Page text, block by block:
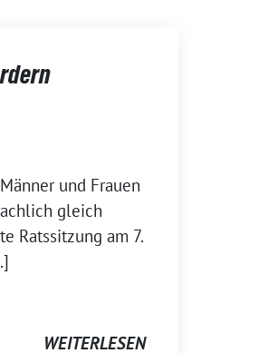
und Frauen
gleich
Ratssitzung am 7.
WEITERLESEN